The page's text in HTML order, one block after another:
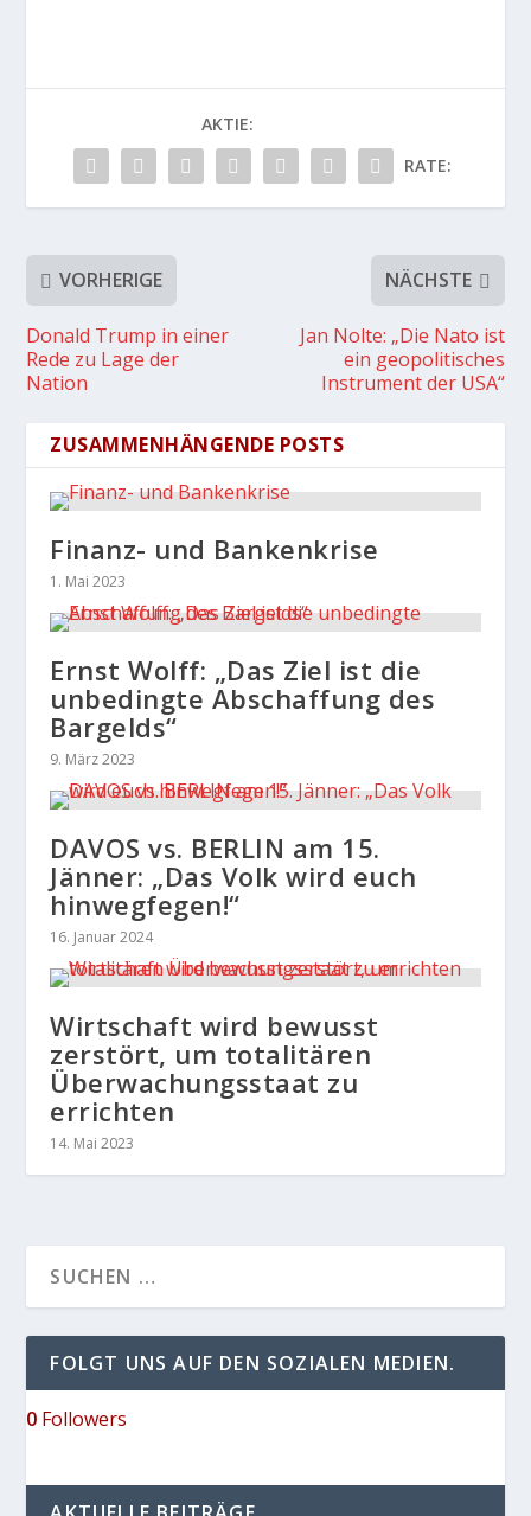
AKTIE:
RATE:
VORHERIGE
Donald Trump in einer
Rede zu Lage der
Nation
NÄCHSTE
Jan Nolte: „Die Nato ist
ein geopolitisches
Instrument der USA“
ZUSAMMENHÄNGENDE POSTS
Finanz- und Bankenkrise
1. Mai 2023
Ernst Wolff: „Das Ziel ist die
unbedingte Abschaffung des
Bargelds“
9. März 2023
DAVOS vs. BERLIN am 15.
Jänner: „Das Volk wird euch
hinwegfegen!“
16. Januar 2024
Wirtschaft wird bewusst
zerstört, um totalitären
Überwachungsstaat zu
errichten
14. Mai 2023
FOLGT UNS AUF DEN SOZIALEN MEDIEN.
0 Followers